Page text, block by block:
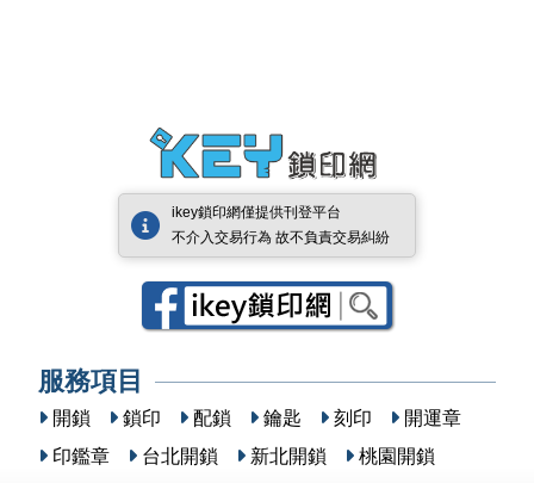
ikey鎖印網僅提供刊登平台
不介入交易行為 故不負責交易糾紛
服務項目
開鎖 鎖印 配鎖 鑰匙 刻印
開運章
印鑑章
台北開鎖 新北開鎖 桃園開鎖